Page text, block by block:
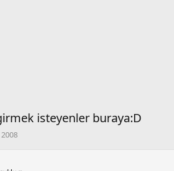
isteyenler buraya:D